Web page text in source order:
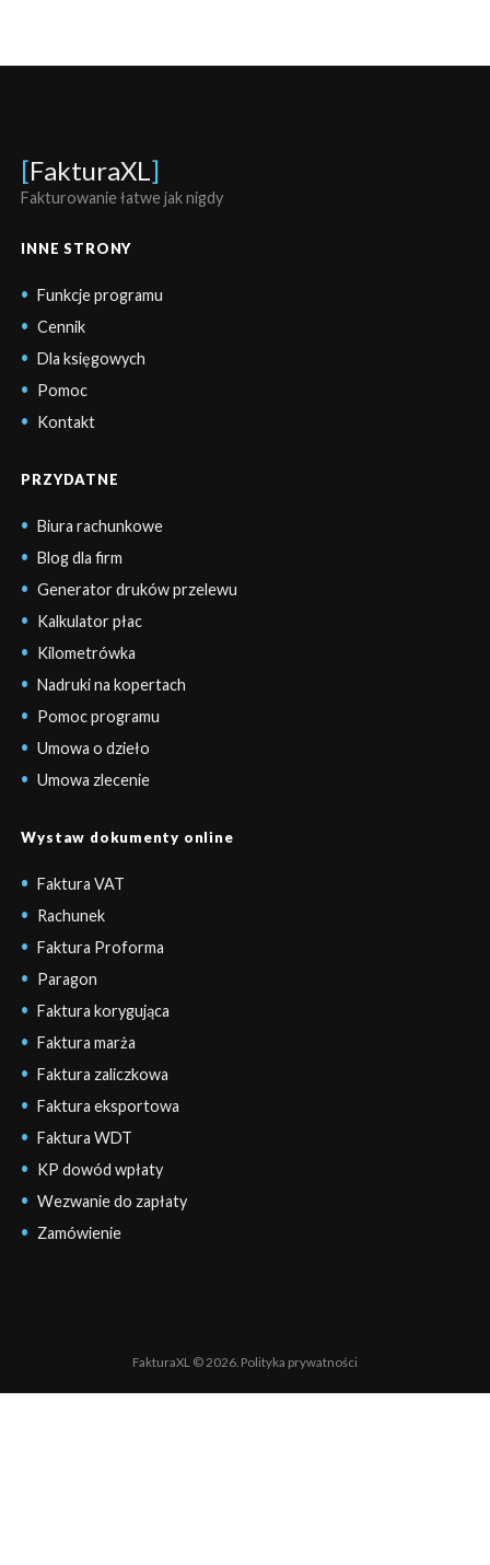
[FakturaXL ]
Fakturowanie łatwe jak nigdy
INNE STRONY
Funkcje programu
Cennik
Dla księgowych
Pomoc
Kontakt
PRZYDATNE
Biura rachunkowe
Blog dla firm
Generator druków przelewu
Kalkulator płac
Kilometrówka
Nadruki na kopertach
Pomoc programu
Umowa o dzieło
Umowa zlecenie
Wystaw dokumenty online
Faktura VAT
Rachunek
Faktura Proforma
Paragon
Faktura korygująca
Faktura marża
Faktura zaliczkowa
Faktura eksportowa
Faktura WDT
KP dowód wpłaty
Wezwanie do zapłaty
Zamówienie
FakturaXL © 2026. Polityka prywatności